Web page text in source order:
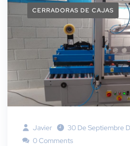
CERRADORAS DE CAJAS
Javier
30 De Septiembre
0 Comments